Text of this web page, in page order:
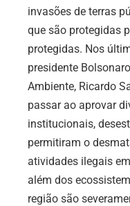
invasões de terras
que são protegidas
protegidas. Nos
presidente
Ambiente, Ricardo
passar ao aprovar
institucionais,
permitiram o
atividades ilegais
além dos
região são